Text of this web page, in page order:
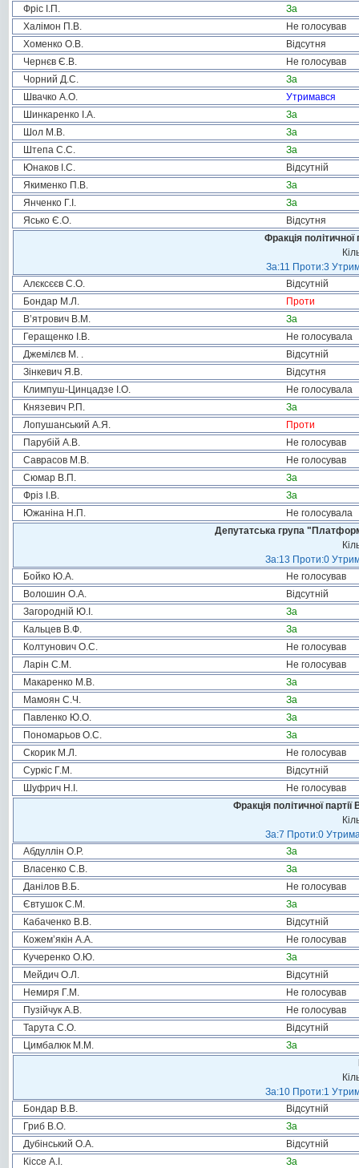
Фріс І.П.
За
Халімон П.В.
Не голосував
Хоменко О.В.
Відсутня
Чернєв Є.В.
Не голосував
Чорний Д.С.
За
Швачко А.О.
Утримався
Шинкаренко І.А.
За
Шол М.В.
За
Штепа С.С.
За
Юнаков І.С.
Відсутній
Якименко П.В.
За
Янченко Г.І.
За
Ясько Є.О.
Відсутня
Фракція
За:11 Проти:3
Алєксєєв С.О.
Відсутній
Бондар М.Л.
Проти
В’ятрович В.М.
За
Геращенко І.В.
Не голосувала
Джемілєв М. .
Відсутній
Зінкевич Я.В.
Відсутня
Климпуш-Цинцадзе І.О.
Не голосувала
Князевич Р.П.
За
Лопушанський А.Я.
Проти
Парубій А.В.
Не голосував
Саврасов М.В.
Не голосував
Сюмар В.П.
За
Фріз І.В.
За
Южаніна Н.П.
Не голосувала
Депутатська група
За:13 Проти:0
Бойко Ю.А.
Не голосував
Волошин О.А.
Відсутній
Загородній Ю.І.
За
Кальцев В.Ф.
За
Колтунович О.С.
Не голосував
Ларін С.М.
Не голосував
Макаренко М.В.
За
Мамоян С.Ч.
За
Павленко Ю.О.
За
Пономарьов О.С.
За
Скорик М.Л.
Не голосував
Суркіс Г.М.
Відсутній
Шуфрич Н.І.
Не голосував
Фракція політичної
За:7 Проти:0
Абдуллін О.Р.
За
Власенко С.В.
За
Данілов В.Б.
Не голосував
Євтушок С.М.
За
Кабаченко В.В.
Відсутній
Кожем’якін А.А.
Не голосував
Кучеренко О.Ю.
За
Мейдич О.Л.
Відсутній
Немиря Г.М.
Не голосував
Пузійчук А.В.
Не голосував
Тарута С.О.
Відсутній
Цимбалюк М.М.
За
За:10 Проти:1
Бондар В.В.
Відсутній
Гриб В.О.
За
Дубінський О.А.
Відсутній
Кіссе А.І.
За